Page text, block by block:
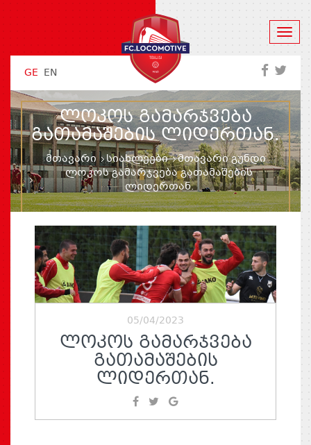
GE EN
ᲚᲝᲙᲝᲡ ᲒᲐᲛᲐᲠᲯᲕᲔᲑᲐ
ᲒᲐᲗᲐᲛᲐᲨᲔᲑᲘᲡ ᲚᲘᲓᲔᲠᲗᲐᲜ.
მთავარი სიახლეები
მთავარი გუნდი
ლოკოს გამარჯვება გათამაშების
ლიდერთან.
05/04/2023
ᲚᲝᲙᲝᲡ ᲒᲐᲛᲐᲠᲯᲕᲔᲑᲐ
ᲒᲐᲗᲐᲛᲐᲨᲔᲑᲘᲡ
ᲚᲘᲓᲔᲠᲗᲐᲜ.